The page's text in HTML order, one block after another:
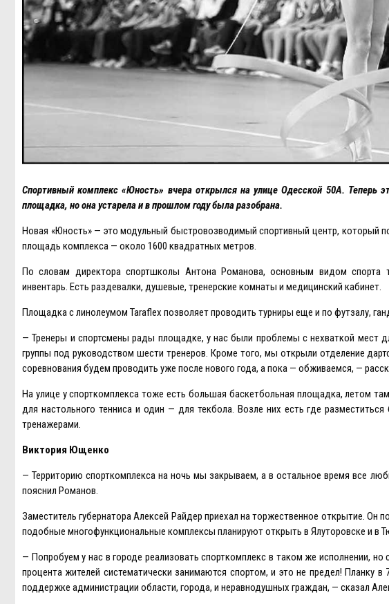
Спортивный комплекс «Юность» вчера открылся на улице Одесской 50А.
площадка, но она устарела и в прошлом году была разобрана.
Новая «Юность» — это модульный быстровозводимый спортивный центр, который
площадь комплекса — около 1600 квадратных метров.
По словам директора спортшколы Антона Романова, основным видом спорта
инвентарь. Eсть раздевалки, душевые, тренерские комнаты и медицинский кабинет.
Площадка с линолеумом Taraflex позволяет проводить турниры еще и по футзалу,
— Тренеры и спортсмены рады площадке, у нас были проблемы с нехваткой мест
группы под руководством шести тренеров. Кроме того, мы открыли отделение
соревнования будем проводить уже после нового года, а пока — обживаемся, —
На улице у спорткомплекса тоже есть большая баскетбольная площадка, летом
для настольного тенниса и один — для текбола. Возле них есть где
тренажерами.
Виктория Ющенко
— Территорию спорткомплекса на ночь мы закрываем, а в остальное время все
пояснил Романов.
Заместитель губернатора Алексей Райдер приехал на торжественное открытие.
подобные многофункциональные комплексы планируют открыть в Ялуторовске и в
— Попробуем у нас в городе реализовать спорткомплекс в таком же исполнении,
процента жителей систематически занимаются спортом, и это не предел! Планку
поддержке администрации области, города, и неравнодушных граждан, — сказал